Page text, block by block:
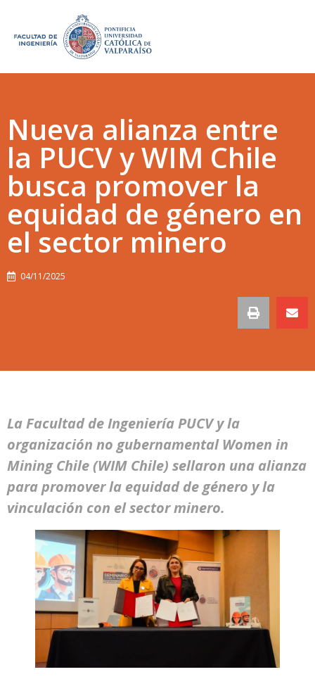
Nueva alianza entre
la PUCV y WIM Chile
busca promover la
equidad de género en
el sector minero
04/11/2025
La Facultad de Ingeniería PUCV y la
organización no gubernamental Women in
Mining Chile (WIM Chile) sellaron una alianza
para promover la equidad de género y la
vinculación con el sector minero.